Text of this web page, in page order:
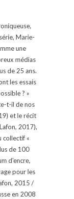
Marie-
une
médias
de 25 ans.
les essais
? »
t-il de nos
et le récit
2017),
collectif «
de 100
d'encre,
pour les
2015 /
en 2008